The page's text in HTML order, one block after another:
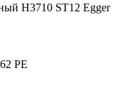
H3710 ST12 Egger
РЕ